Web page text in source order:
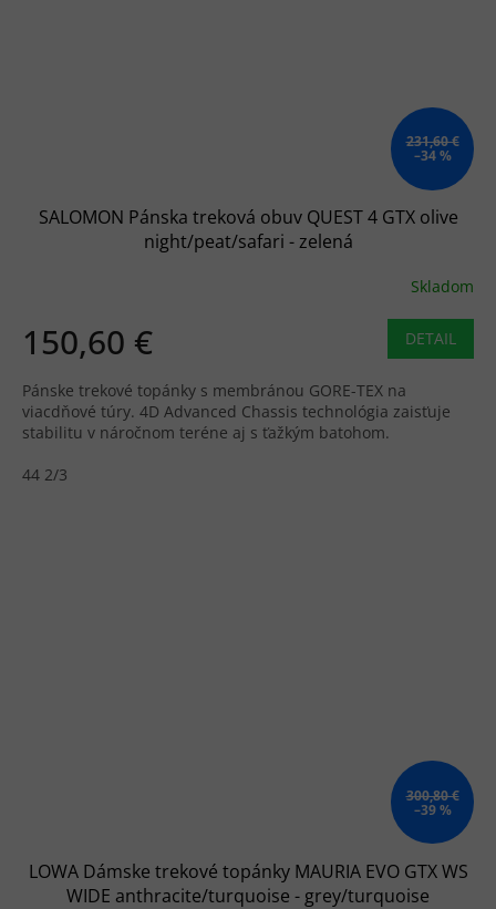
231,60 €
–34 %
SALOMON Pánska treková obuv QUEST 4 GTX olive
night/peat/safari - zelená
Skladom
150,60 € DETAIL
Pánske trekové topánky s membránou GORE-TEX na
viacdňové túry. 4D Advanced Chassis technológia zaisťuje
stabilitu v náročnom teréne aj s ťažkým batohom.
44 2/3
300,80 €
–39 %
LOWA Dámske trekové topánky MAURIA EVO GTX WS
WIDE anthracite/turquoise - grey/turquoise